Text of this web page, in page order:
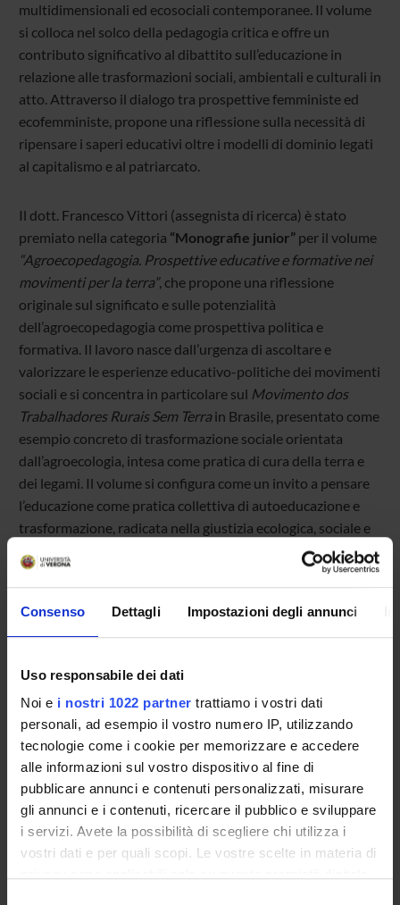
Consenso Dettagli Impostazioni degli annunci
Uso responsabile dei dati
Noi e i nostri 1022 partner trattiamo i vostri dati
personali, ad esempio il vostro numero IP, utilizzando
tecnologie come i cookie per memorizzare e accedere
alle informazioni sul vostro dispositivo al fine di
pubblicare annunci e contenuti personalizzati, misurare
gli annunci e i contenuti, ricercare il pubblico e sviluppare
i servizi. Avete la possibilità di scegliere chi utilizza i
vostri dati e per quali scopi. Le vostre scelte in materia di
multidimensionali ed ecosociali contemporanee. Il volume
si colloca nel solco della pedagogia critica e offre un
contributo significativo al dibattito sull’educazione in
relazione alle trasformazioni sociali, ambientali e culturali in
atto. Attraverso il dialogo tra prospettive femministe ed
ecofemministe, propone una riflessione sulla necessità di
ripensare i saperi educativi oltre i modelli di dominio legati
al capitalismo e al patriarcato.
Il dott. Francesco Vittori (assegnista di ricerca) è stato
premiato nella categoria “Monografie junior”per il volume
“Agroecopedagogia. Prospettive educative e formative nei
movimenti per la terra”, che propone una riflessione
originale sul significato e sulle potenzialità
dell’agroecopedagogia come prospettiva politica e
formativa. Il lavoro nasce dall’urgenza di ascoltare e
valorizzare le esperienze educativo-politiche dei movimenti
sociali e si concentra in particolare sul Movimento dos
Trabalhadores Rurais Sem Terrain Brasile, presentato come
esempio concreto di trasformazione sociale orientata
dall’agroecologia, intesa come pratica di cura della terra e
dei legami. Il volume si configura come un invito a pensare
l’educazione come pratica collettiva di autoeducazione e
trasformazione, radicata nella giustizia ecologica, sociale e
cognitiva e, in dialogo con il pensiero di Paulo Freire,
propone una pedagogia ecologica della speranza.
Il Premio Riccardo Massa
, promosso dall’Università degli
operano nel campo delle scienze dell’educazione e si
l’eredità scientifica e culturale del pedagogista,
promuovendo approcci innovativi allo studio dei processi
formativi.
https://www.formazione.unimib.it/it/ricerca/premio-
riccardo-massa
La cerimonia di premiazione si terrà il5 maggio 2026,